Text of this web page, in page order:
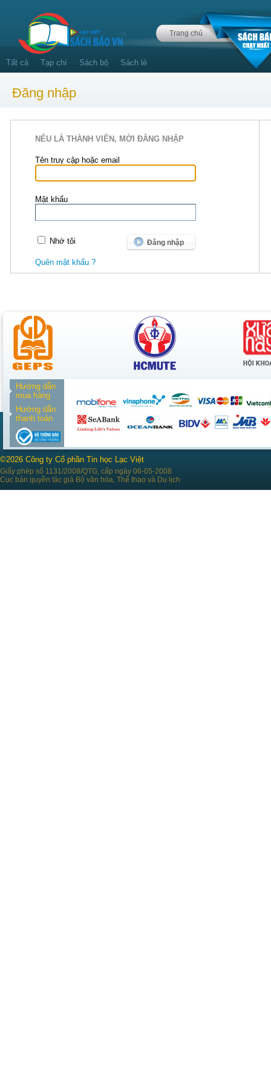
Trang chủ
Tất cả Tạp chí Sách bộ Sách lẻ
Đăng nhập
NẾU LÀ THÀNH VIÊN, MỜI ĐĂNG NHẬP
Tên truy cập hoặc email
Mật khẩu
Nhớ tôi
Quên mật khẩu ?
Hướng dẫn
mua hàng
Hướng dẫn
thanh toán
©2026 Công ty Cổ phần Tin học Lạc Việt
Giấy phép số 1131/2008/QTG, cấp ngày 06-05-2008
Cục bản quyền tác giả Bộ văn hóa, Thể thao và Du lịch